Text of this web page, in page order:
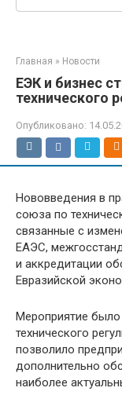
Главная » Новости
ЕЭК и бизнес
технического
Опубликовано:
Нововведения в
союза по
связанные с
ЕАЭС,
и аккредитации
Евразийской
Мероприятие было
технического
позволило
дополнительно
наиболее